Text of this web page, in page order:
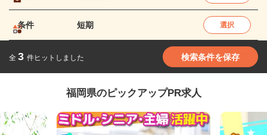
条件 短期 選択
全 3 件ヒットしました 検索条件を保存
福岡県のピックアップPR求人